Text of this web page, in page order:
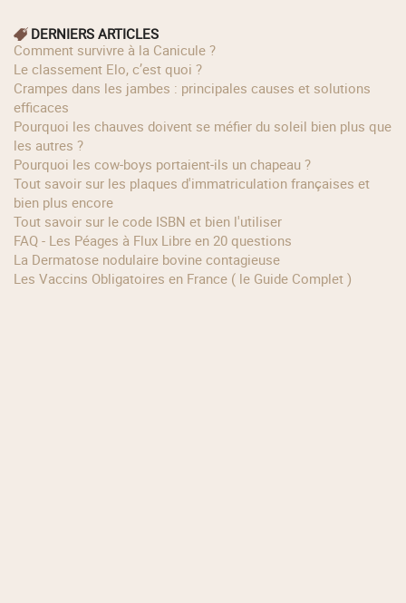
DERNIERS ARTICLES
Comment survivre à la Canicule ?
Le classement Elo, c’est quoi ?
Crampes dans les jambes : principales causes et solutions
efficaces
Pourquoi les chauves doivent se méfier du soleil bien plus que
les autres ?
Pourquoi les cow‑boys portaient‑ils un chapeau ?
Tout savoir sur les plaques d'immatriculation françaises et
bien plus encore
Tout savoir sur le code ISBN et bien l'utiliser
FAQ - Les Péages à Flux Libre en 20 questions
La Dermatose nodulaire bovine contagieuse
Les Vaccins Obligatoires en France ( le Guide Complet )